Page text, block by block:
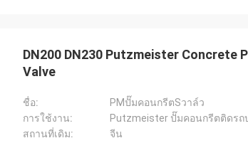
DN200 DN230 Putzmeister Concrete
Valve
ชื่อ:
PMปั๊มคอนกรีตSวาล์ว
การใช้งาน:
Putzmeister ปั๊มคอนกรีตติดรถ
สถานที่เดิม:
จีน